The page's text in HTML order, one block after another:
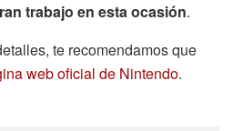
trabajo en esta ocasión.
te recomendamos que
web oficial de Nintendo.